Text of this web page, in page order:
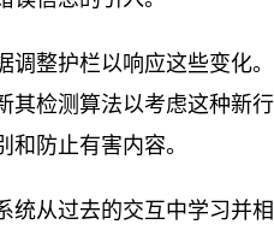
调整护栏以响应这些变化
其检测算法以考虑这种新
防止有害内容。
统从过去的交互中学习并